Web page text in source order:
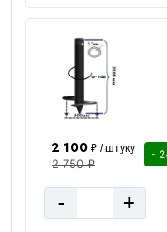
2 100₽ / штуку
2 750 ₽
-
- +
«Быстрый